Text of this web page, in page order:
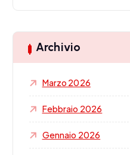
Archivio
Marzo 2026
Febbraio 2026
Gennaio 2026